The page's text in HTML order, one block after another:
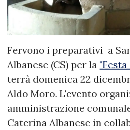
Fervono i preparativi a
Albanese (CS) per la
terrà domenica 22
Aldo Moro. L'evento
amministrazione
Caterina Albanese in